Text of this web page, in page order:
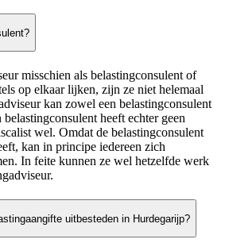
misschien als belastingconsulent of
op elkaar lijken, zijn ze niet helemaal
kan zowel een belastingconsulent
heeft echter geen
wel. Omdat de belastingconsulent
kan in principe iedereen zich
In feite kunnen ze wel hetzelfde werk
uitbesteden in Hurdegarijp?